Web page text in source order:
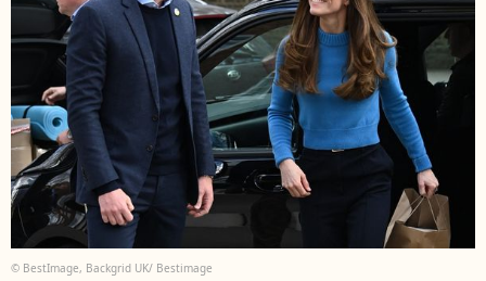
© BestImage, Backgrid UK/ Bestimage